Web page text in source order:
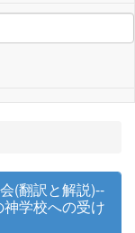
(翻訳と解説)--
学校への受け